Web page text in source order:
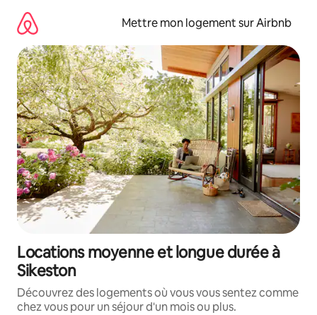
directement
contenu
Mettre mon logement sur Airbnb
Locations moyenne et longue durée à
Sikeston
Découvrez des logements où vous vous sentez comme
chez vous pour un séjour d'un mois ou plus.